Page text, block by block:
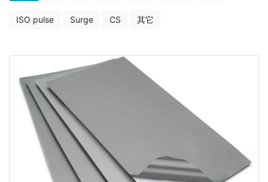
ISO pulse Surge CS 其它